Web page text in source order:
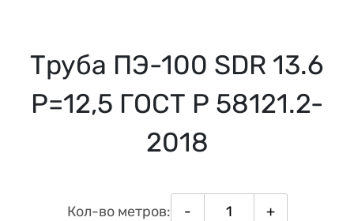
Труба ПЭ-100 SDR 13.6
Р=12,5 ГОСТ Р 58121.2-
2018
Кол-во метров: - +